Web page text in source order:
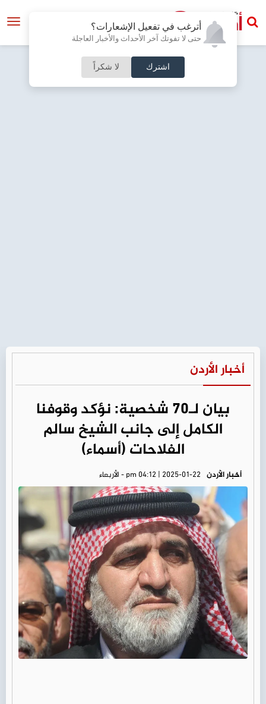
أترغب في تفعيل الإشعارات؟
حتى لا تفوتك آخر الأحداث والأخبار العاجلة
اشترك لا شكراً
أخبار الأردن
بيان لـ70 شخصية: نؤكد وقوفنا
الكامل إلى جانب الشيخ سالم
الفلاحات (أسماء)
أخبار الأردن pm 04:12 | 2025-01-22 - الأربعاء